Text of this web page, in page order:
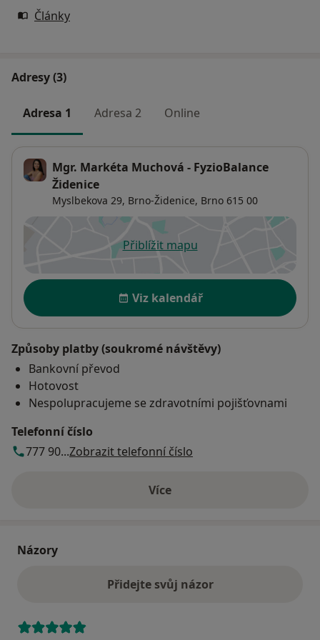
Studium fyzioterapie:
2009 - 2011
Ostravská univerzita v Ostravě, Fakulta zdravotnických
věd - získaný titul Bc.
Odborné kurzy:
2014
Lektorský kurz jógy
Lymfatická ruční masáž
2013
SM Systém
Kineziotaping
Jóga pro těhotné systémem A. Smékalové
Fyzioterapeutické postupy a metody v těhotenství a po
porodu
sterility
Funkční manuální medicína - řetězení v pohybovém
Články
Adresy (3)
Adresa 1 Adresa 2 Online
Mgr. Markéta Muchová - FyzioBalance
Židenice
Myslbekova 29, Brno-Židenice, Brno 615 00
Přiblížit mapuse otevře v nové záložce
Dostupnost
Viz kalendář
Způsoby platby (soukromé návštěvy)
Bankovní převod
Hotovost
Nespolupracujeme se zdravotními pojišťovnami
Telefonní číslo
777 90...Zobrazit telefonní číslo
Víceo adrese
Názory
Přidejte svůj názor